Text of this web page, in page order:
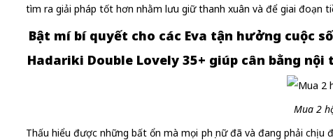
tìm ra giải pháp tốt hơn nhằm lưu giữ thanh xuân và để giai đoạn
Bật mí bí quyết cho các Eva tận hưởng cuộc
Hadariki Double Lovely 35+ giúp cân bằng
Mua 2
Thấu hiểu được những bất ổn mà mọi phụ nữ đã và đang phải